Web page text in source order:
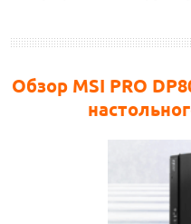
Обзор MSI PRO